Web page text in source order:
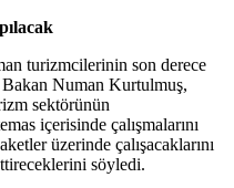
turizmcilerinin son derece
Numan Kurtulmuş,
sektörünün
içerisinde çalışmalarını
üzerinde çalışacaklarını
söyledi.